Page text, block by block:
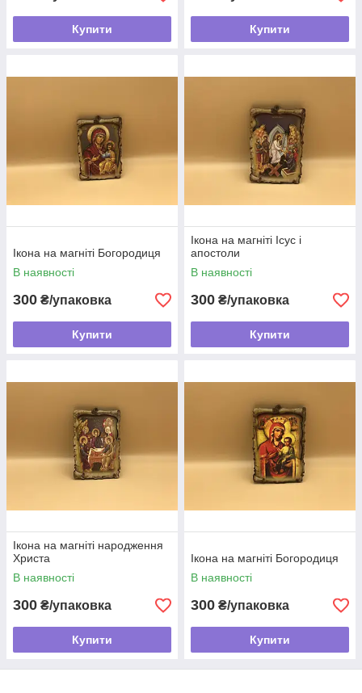
Купити Купити
Ікона на магніті Богородиця
В наявності
300 ₴/упаковка
Купити
Ікона на магніті Ісус і
апостоли
В наявності
300 ₴/упаковка
Купити
Ікона на магніті народження
Христа
В наявності
300 ₴/упаковка
Купити
Ікона на магніті Богородиця
В наявності
300 ₴/упаковка
Купити